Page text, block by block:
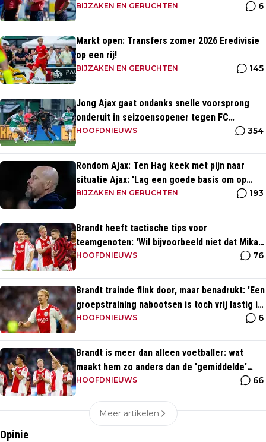
kerk'
BIJZAKEN EN GERUCHTEN 6
Markt open: Transfers zomer 2026 Eredivisie
op een rij!
BIJZAKEN EN GERUCHTEN 145
Jong Ajax gaat ondanks snelle voorsprong
onderuit in seizoensopener tegen FC
Dordrecht
HOOFDNIEUWS 354
Rondom Ajax: Ten Hag keek met pijn naar
situatie Ajax: 'Lag een goede basis om op
voort te borduren'
BIJZAKEN EN GERUCHTEN 193
Brandt heeft tactische tips voor
teamgenoten: 'Wil bijvoorbeeld niet dat Mika
te veel naar binnen komt'
HOOFDNIEUWS 76
Brandt trainde flink door, maar benadrukt: 'Een
groepstraining nabootsen is toch vrij lastig in
je eentje'
HOOFDNIEUWS 6
Brandt is meer dan alleen voetballer: wat
maakt hem zo anders dan de 'gemiddelde'
voetballer?
HOOFDNIEUWS 66
Meer artikelen
Opinie